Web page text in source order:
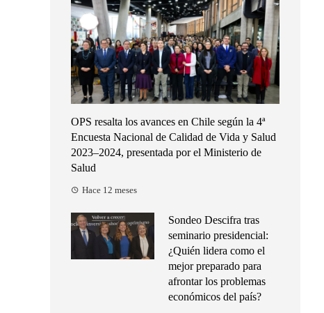
OPS resalta los avances en Chile según la 4ª
Encuesta Nacional de Calidad de Vida y Salud
2023–2024, presentada por el Ministerio de
Salud
Hace 12 meses
Sondeo Descifra tras
seminario presidencial:
¿Quién lidera como el
mejor preparado para
afrontar los problemas
económicos del país?